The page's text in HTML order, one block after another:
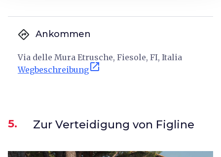
directions Ankommen
Via delle Mura Etrusche, Fiesole, FI, Italia
Wegbeschreibungopen_in_new
5. Zur Verteidigung von Figline